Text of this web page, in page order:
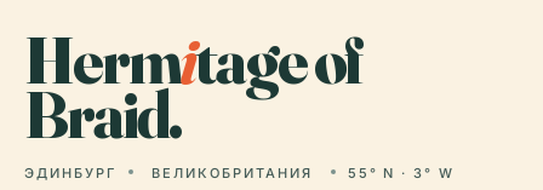
Hermitage of
Braid.
ЭДИНБУРГ ВЕЛИКОБРИТАНИЯ 55° N · 3° W